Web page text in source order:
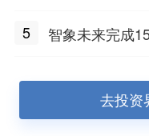
5 智象未来完成
去投资